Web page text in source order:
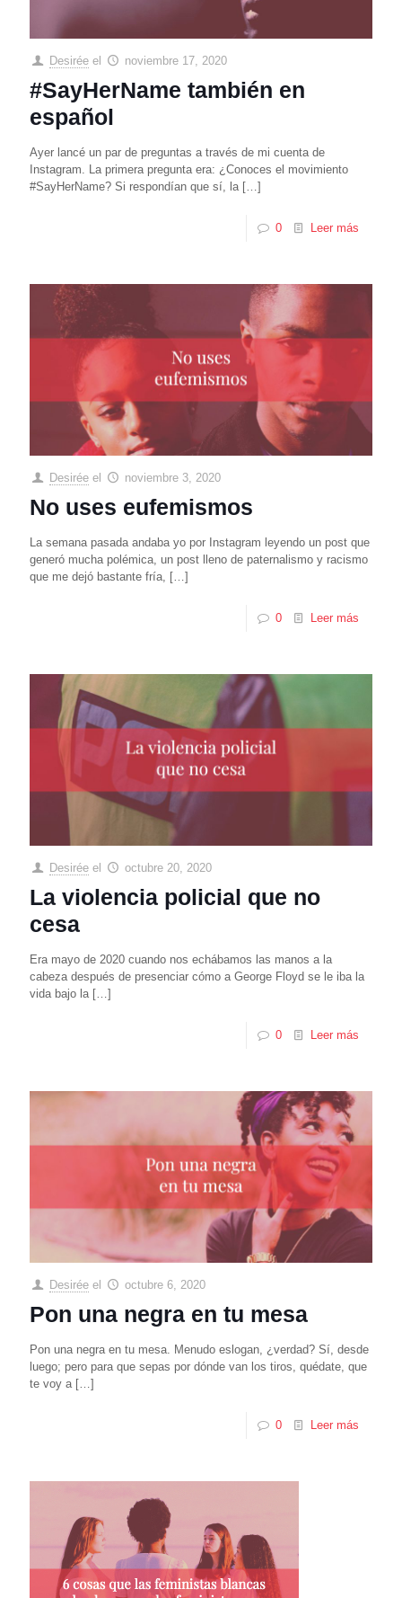
Desirée el noviembre 17, 2020
#SayHerName también en
español
Ayer lancé un par de preguntas a través de mi cuenta de
Instagram. La primera pregunta era: ¿Conoces el movimiento
#SayHerName? Si respondían que sí, la […]
0 Leer más
Desirée el noviembre 3, 2020
No uses eufemismos
La semana pasada andaba yo por Instagram leyendo un post que
generó mucha polémica, un post lleno de paternalismo y racismo
que me dejó bastante fría,
[…]
0 Leer más
Desirée el octubre 20, 2020
La violencia policial que no
cesa
Era mayo de 2020 cuando nos echábamos las manos a la
cabeza después de presenciar cómo a George Floyd se le iba la
vida bajo la […]
0 Leer más
Desirée el octubre 6, 2020
Pon una negra en tu mesa
Pon una negra en tu mesa. Menudo eslogan, ¿verdad? Sí, desde
luego; pero para que sepas por dónde van los tiros, quédate, que
te voy a[…]
0 Leer más